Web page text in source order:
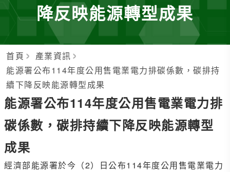
降反映能源轉型成果
首頁
產業資訊
能源署公布114年度公用售電業電力排碳係數，碳排持
續下降反映能源轉型成果
能源署公布114年度公用售電業電力排
碳係數，碳排持續下降反映能源轉型
成果
經濟部能源署於今（2）日公布114年度公用售電業電力